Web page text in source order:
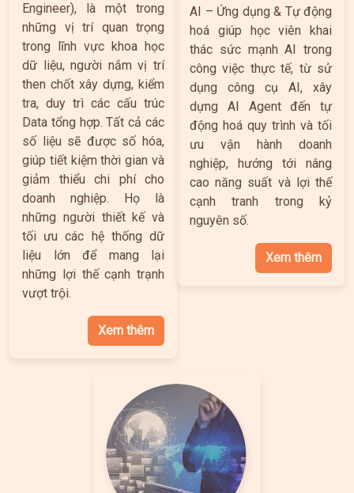
Engineer), là một trong
những vị trí quan trọng
trong lĩnh vực khoa học
dữ liệu, người nắm vị trí
then chốt xây dựng, kiểm
tra, duy trì các cấu trúc
Data tổng hợp. Tất cả các
số liệu sẽ được số hóa,
giúp tiết kiệm thời gian và
giảm thiểu chi phí cho
doanh nghiệp. Họ là
những người thiết kế và
tối ưu các hệ thống dữ
liệu lớn để mang lại
những lợi thế cạnh trạnh
vượt trội.
Xem thêm
AI – Ứng dụng & Tự động
hoá giúp học viên khai
thác sức mạnh AI trong
công việc thực tế, từ sử
dụng công cụ AI, xây
dựng AI Agent đến tự
động hoá quy trình và tối
ưu vận hành doanh
nghiệp, hướng tới nâng
cao năng suất và lợi thế
cạnh tranh trong kỷ
nguyên số.
Xem thêm